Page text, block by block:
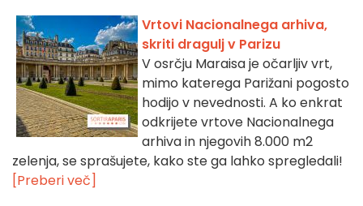
Vrtovi Nacionalnega arhiva,
skriti dragulj v Parizu
V osrčju Maraisa je očarljiv vrt,
mimo katerega Parižani pogosto
hodijo v nevednosti. A ko enkrat
odkrijete vrtove Nacionalnega
arhiva in njegovih 8.000 m2
zelenja, se sprašujete, kako ste ga lahko spregledali!
[Preberi več]